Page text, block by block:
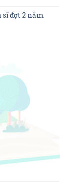
đợt 2 năm